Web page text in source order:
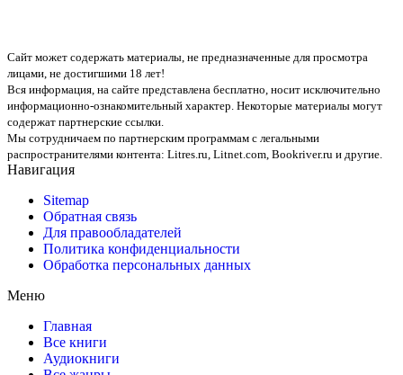
Сайт может содержать материалы, не предназначенные для просмотра
лицами, не достигшими 18 лет!
Вся информация, на сайте представлена бесплатно, носит исключительно
информационно-ознакомительный характер. Некоторые материалы могут
содержат партнерские ссылки.
Мы сотрудничаем по партнерским программам с легальными
распространителями контента: Litres.ru, Litnet.com, Bookriver.ru и другие.
Навигация
Sitemap
Обратная связь
Для правообладателей
Политика конфиденциальности
Обработка персональных данных
Меню
Главная
Все книги
Аудиокниги